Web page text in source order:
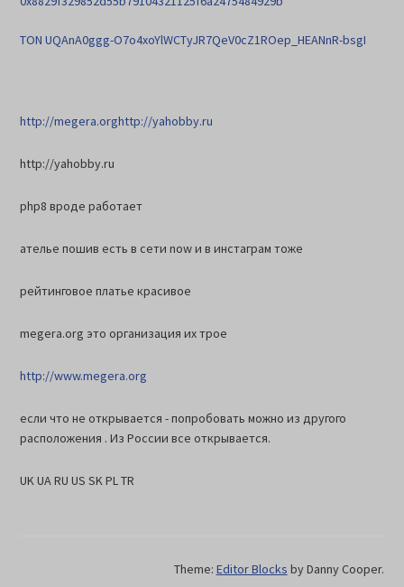
TON UQAnA0ggg-O7o4xoYlWCTyJR7QeV0cZ1ROep_HEANnR-bsgI
http://megera.orghttp://yahobby.ru
http://yahobby.ru
php8 вроде работает
ателье пошив есть в сети now и в инстаграм тоже
рейтинговое платье красивое
megera.org это организация их трое
http://www.megera.org
если что не открывается - попробовать можно из другого
расположения . Из России все открывается.
UK UA RU US SK PL TR
Theme: Editor Blocks by Danny Cooper.